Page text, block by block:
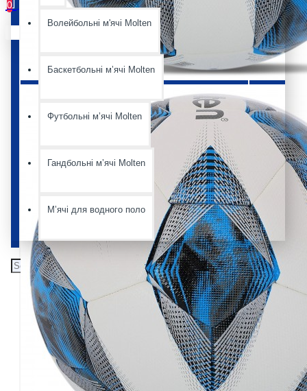
Волейбольні м'ячі Molten
Баскетбольні мʼячі Molten
Футбольні мʼячі Molten
Гандбольні мʼячі Molten
Мʼячі для водного поло
0